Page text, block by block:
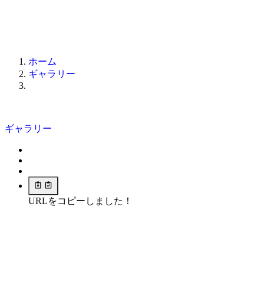
ホーム
ギャラリー
ギャラリー
URLをコピーしました！